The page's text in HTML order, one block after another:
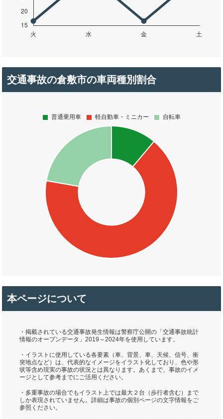
交通事故の倉敷市の車両種別割合
本ページについて
・掲載されている交通事故発生情報は警察庁公開の「交通事故統計
情報のオープンデータ」2019～2024年を使用しています。
・イラストに使用している各要素（車、背景、車、天候、信号、衝
突地点など）は、代表的なイメージをイラスト化しており、色や形
状等含め現実の事故の状況とは異なります。あくまで、事故のイメ
ージとして参考までにご活用ください。
・多重事故の場合でもイラスト上では最大２台（歩行者含む）まで
しか表現されていません。詳細は事故の個別ページの文字情報をご
参照ください。